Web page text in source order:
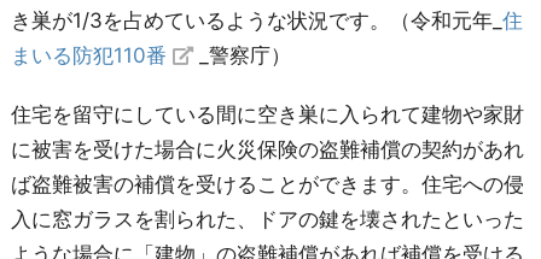
き巣が1/3を占めているような状況です。（令和元年_ 住
まいる防犯110番
_警察庁）
住宅を留守にしている間に空き巣に入られて建物や家財
に被害を受けた場合に火災保険の盗難補償の契約があれ
ば盗難被害の補償を受けることができます。住宅への侵
入に窓ガラスを割られた、ドアの鍵を壊されたといった